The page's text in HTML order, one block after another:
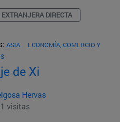
DIRECTA
ASIA
ECONOMÍA, COMERCIO Y
de Xi
Hervas
visitas